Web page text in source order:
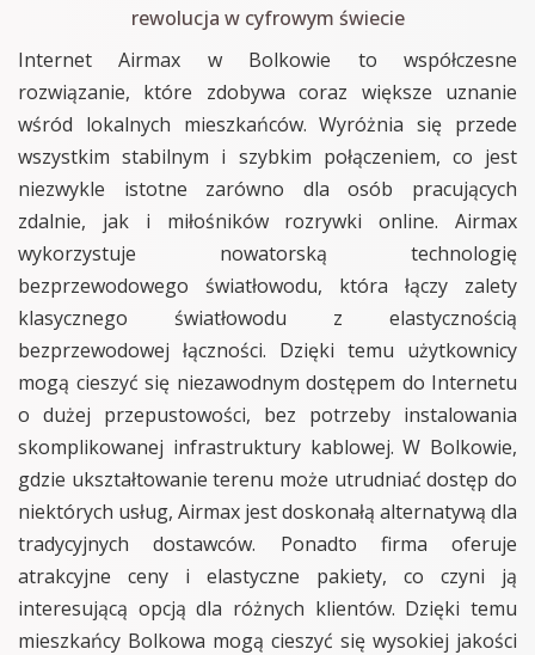
rewolucja w cyfrowym świecie
Internet Airmax w Bolkowie to współczesne
rozwiązanie, które zdobywa coraz większe uznanie
wśród lokalnych mieszkańców. Wyróżnia się przede
wszystkim stabilnym i szybkim połączeniem, co jest
niezwykle istotne zarówno dla osób pracujących
zdalnie, jak i miłośników rozrywki online. Airmax
wykorzystuje nowatorską technologię
bezprzewodowego światłowodu, która łączy zalety
klasycznego światłowodu z elastycznością
bezprzewodowej łączności. Dzięki temu użytkownicy
mogą cieszyć się niezawodnym dostępem do Internetu
o dużej przepustowości, bez potrzeby instalowania
skomplikowanej infrastruktury kablowej. W Bolkowie,
gdzie ukształtowanie terenu może utrudniać dostęp do
niektórych usług, Airmax jest doskonałą alternatywą dla
tradycyjnych dostawców. Ponadto firma oferuje
atrakcyjne ceny i elastyczne pakiety, co czyni ją
interesującą opcją dla różnych klientów. Dzięki temu
mieszkańcy Bolkowa mogą cieszyć się wysokiej jakości